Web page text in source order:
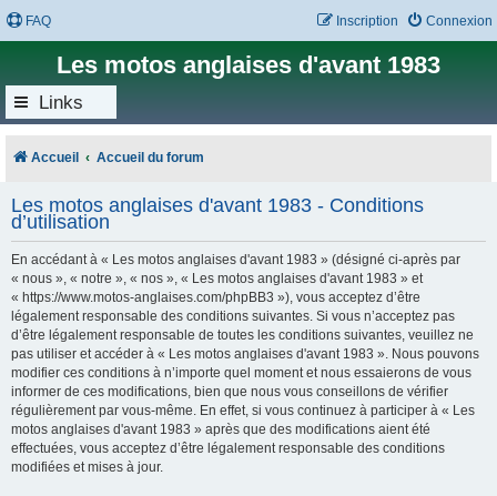
FAQ Connexion
Inscription
Les motos anglaises d'avant 1983
Links
Accueil Accueil du forum
Les motos anglaises d'avant 1983 - Conditions
d’utilisation
En accédant à « Les motos anglaises d'avant 1983 » (désigné ci-après par
« nous », « notre », « nos », « Les motos anglaises d'avant 1983 » et
« https://www.motos-anglaises.com/phpBB3 »), vous acceptez d’être
légalement responsable des conditions suivantes. Si vous n’acceptez pas
d’être légalement responsable de toutes les conditions suivantes, veuillez ne
pas utiliser et accéder à « Les motos anglaises d'avant 1983 ». Nous pouvons
modifier ces conditions à n’importe quel moment et nous essaierons de vous
informer de ces modifications, bien que nous vous conseillons de vérifier
régulièrement par vous-même. En effet, si vous continuez à participer à « Les
motos anglaises d'avant 1983 » après que des modifications aient été
effectuées, vous acceptez d’être légalement responsable des conditions
modifiées et mises à jour.